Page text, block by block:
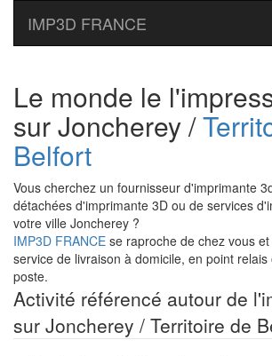
IMP3D FRANCE
Le monde le
sur Joncherey /
Belfort
Vous cherchez un fournisseur d'imprimante
détachées d'imprimante 3D ou de services
votre ville Joncherey ?
IMP3D FRANCE se raproche de chez vous
service de livraison à domicile, en point
poste.
Activité référencé autour de
sur Joncherey / Territoire de